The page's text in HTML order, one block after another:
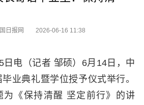
日报网 2026-06-16 11:38
日电（记者 邹硕）6月14日，中
业典礼暨学位授予仪式举行。
为《保持清醒 坚定前行》的讲